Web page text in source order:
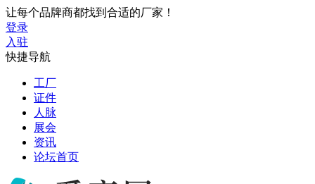
让每个品牌商都找到合适的厂家！
登录
入驻
快捷导航
工厂
证件
人脉
展会
资讯
论坛首页